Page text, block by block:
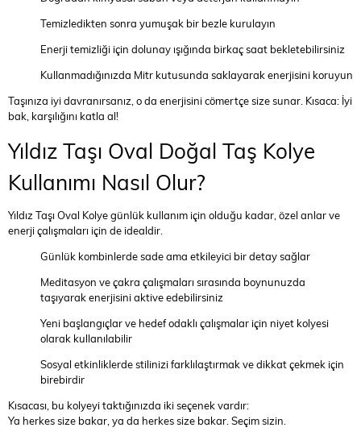
Temizledikten sonra yumuşak bir bezle kurulayın
Enerji temizliği için dolunay ışığında birkaç saat bekletebilirsiniz
Kullanmadığınızda Mitr kutusunda saklayarak enerjisini koruyun
Taşınıza iyi davranırsanız, o da enerjisini cömertçe size sunar. Kısaca: İyi
bak, karşılığını katla al!
Yıldız Taşı Oval Doğal Taş Kolye
Kullanımı Nasıl Olur?
Yıldız Taşı Oval Kolye günlük kullanım için olduğu kadar, özel anlar ve
enerji çalışmaları için de idealdir.
Günlük kombinlerde sade ama etkileyici bir detay sağlar
Meditasyon ve çakra çalışmaları sırasında boynunuzda
taşıyarak enerjisini aktive edebilirsiniz
Yeni başlangıçlar ve hedef odaklı çalışmalar için niyet kolyesi
olarak kullanılabilir
Sosyal etkinliklerde stilinizi farklılaştırmak ve dikkat çekmek için
birebirdir
Kısacası, bu kolyeyi taktığınızda iki seçenek vardır:
Ya herkes size bakar, ya da herkes size bakar. Seçim sizin.